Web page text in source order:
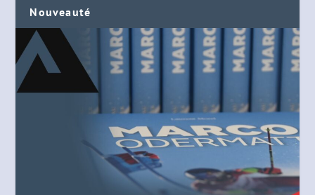
Nouveauté